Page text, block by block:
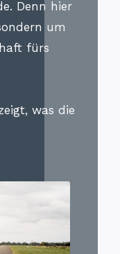
Denn hier
um
fürs
was die